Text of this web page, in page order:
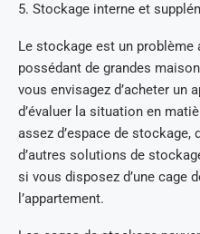
5. Stockage interne et
Le stockage est un problème
possédant de grandes
vous envisagez d’acheter un
d’évaluer la situation en
assez d’espace de stockage,
d’autres solutions de
si vous disposez d’une cage
l’appartement.